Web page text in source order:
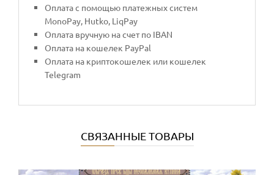
Оплата с помощью платежных систем
MonoPay, Hutko, LiqPay
Оплата вручную на счет по IBAN
Оплата на кошелек PayPal
Оплата на криптокошелек или кошелек
Telegram
СВЯЗАННЫЕ ТОВАРЫ